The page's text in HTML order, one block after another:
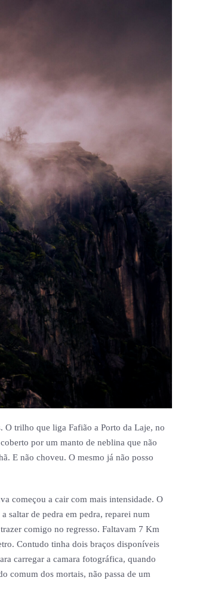
O trilho que liga Fafião a Porto da Laje, no
por um manto de neblina que não
E não choveu. O mesmo já não posso
começou a cair com mais intensidade. O
saltar de pedra em pedra, reparei num
comigo no regresso. Faltavam 7 Km
Contudo tinha dois braços disponíveis
carregar a camara fotográfica, quando
comum dos mortais, não passa de um